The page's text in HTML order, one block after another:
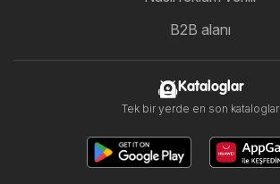
B2B alanı
Kataloglar
Tek bir yerde en son kataloglar